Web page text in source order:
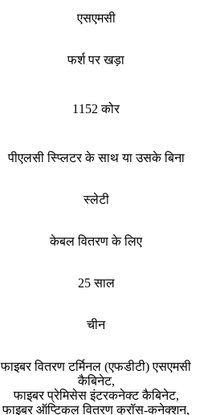
एसएमसी
फर्श पर खड़ा
1152 कोर
पीएलसी स्प्लिटर के साथ या उसके बिना
स्लेटी
केबल वितरण के लिए
25 साल
चीन
फाइबर वितरण टर्मिनल (एफडीटी) एसएमसी
कैबिनेट,
फाइबर प्रेमिसेस इंटरकनेक्ट कैबिनेट,
फाइबर ऑप्टिकल वितरण क्रॉस-कनेक्शन,